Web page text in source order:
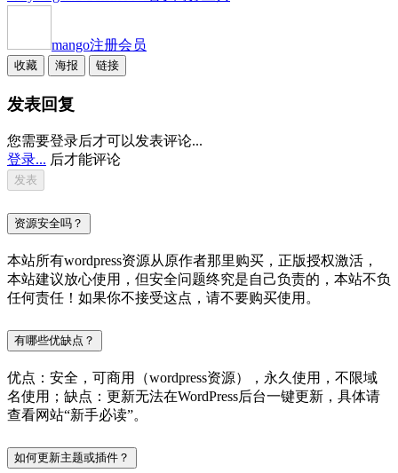
mango注册会员
收藏 海报 链接
发表回复
您需要登录后才可以发表评论...
登录... 后才能评论
资源安全吗？
本站所有wordpress资源从原作者那里购买，正版授权激活，
本站建议放心使用，但安全问题终究是自己负责的，本站不负
任何责任！如果你不接受这点，请不要购买使用。
有哪些优缺点？
优点：安全，可商用（wordpress资源），永久使用，不限域
名使用；缺点：更新无法在WordPress后台一键更新，具体请
查看网站“新手必读”。
如何更新主题或插件？